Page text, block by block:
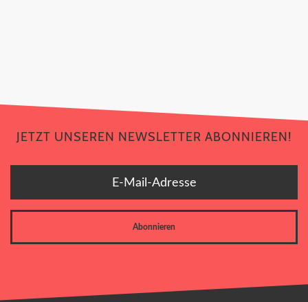
JETZT UNSEREN NEWSLETTER ABONNIEREN!
Abonnieren